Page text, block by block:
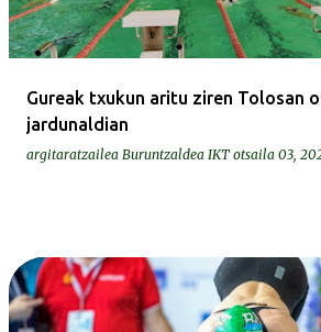
Gureak txukun aritu ziren Tolosan
jardunaldian
argitaratzailea Buruntzaldea IKT otsaila 03,